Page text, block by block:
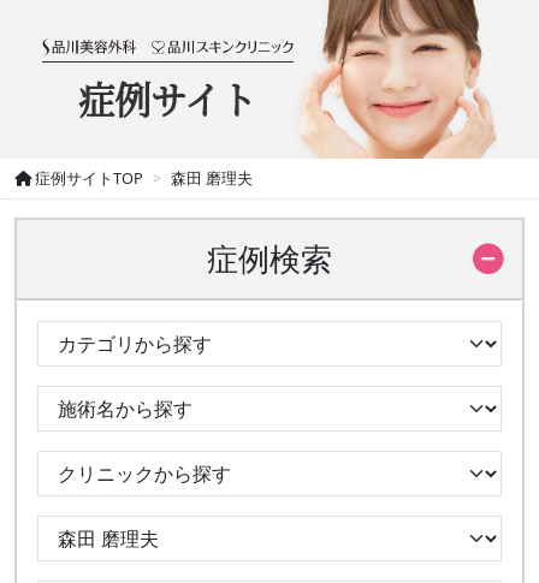
症例サイト
症例サイトTOP 森田 磨理夫
症例検索